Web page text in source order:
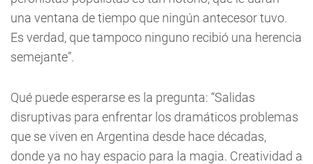
una ventana de tiempo que ningún antecesor tuvo.
Es verdad, que tampoco ninguno recibió una herencia
semejante”.
Qué puede esperarse es la pregunta: “Salidas
disruptivas para enfrentar los dramáticos problemas
que se viven en Argentina desde hace décadas,
donde ya no hay espacio para la magia. Creatividad a